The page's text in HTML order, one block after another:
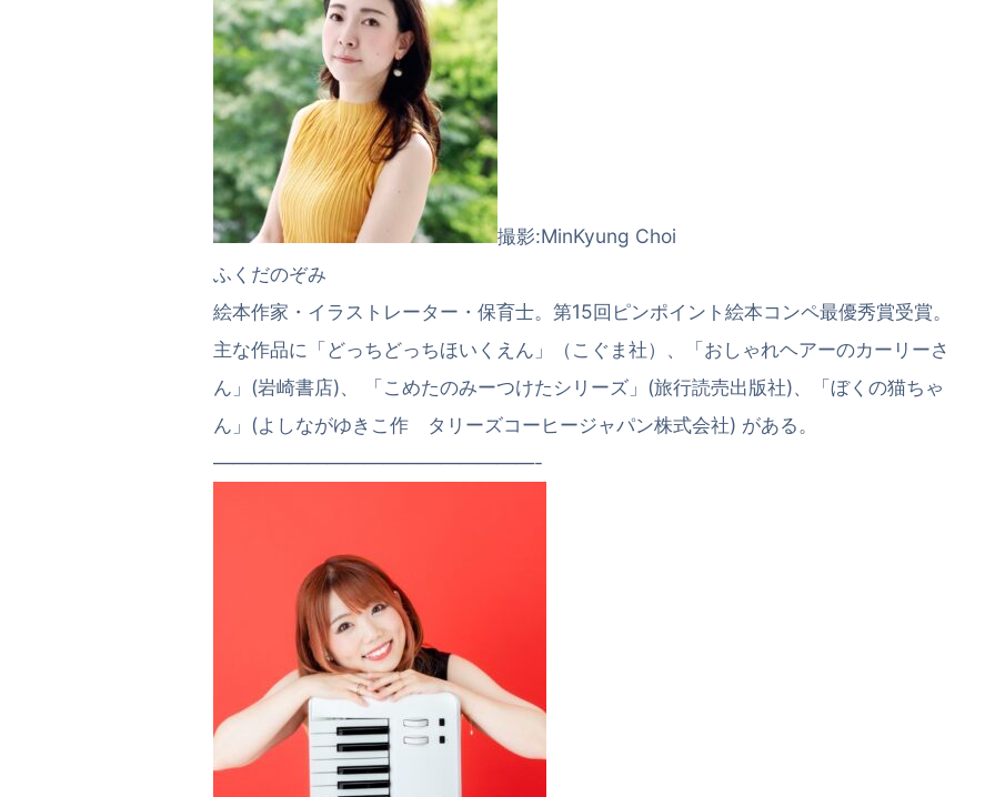
撮影:MinKyung Choi
ふくだのぞみ
絵本作家・イラストレーター・保育士。第15回ピンポイント絵本コンペ最優秀賞受賞。
主な作品に「どっちどっちほいくえん」（こぐま社）、「おしゃれヘアーのカーリーさ
ん」(岩崎書店)、 「こめたのみーつけたシリーズ」(旅行読売出版社)、「ぼくの猫ちゃ
ん」(よしながゆきこ作 タリーズコーヒージャパン株式会社) がある。
—————————————————-